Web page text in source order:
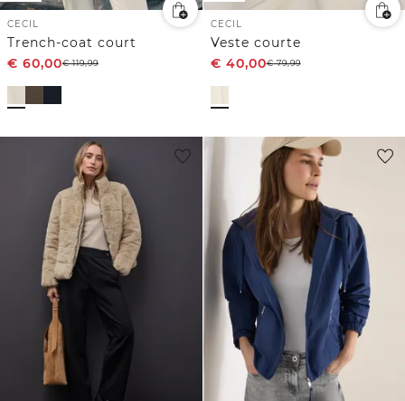
CECIL
Trench-coat court
€ 60,00€119,99
CECIL
Veste courte
€ 40,00€79,99